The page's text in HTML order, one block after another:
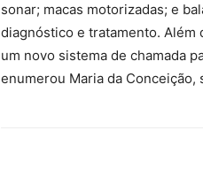
sonar; macas motorizadas; e
diagnóstico e tratamento. Além
um novo sistema de chamada
enumerou Maria da